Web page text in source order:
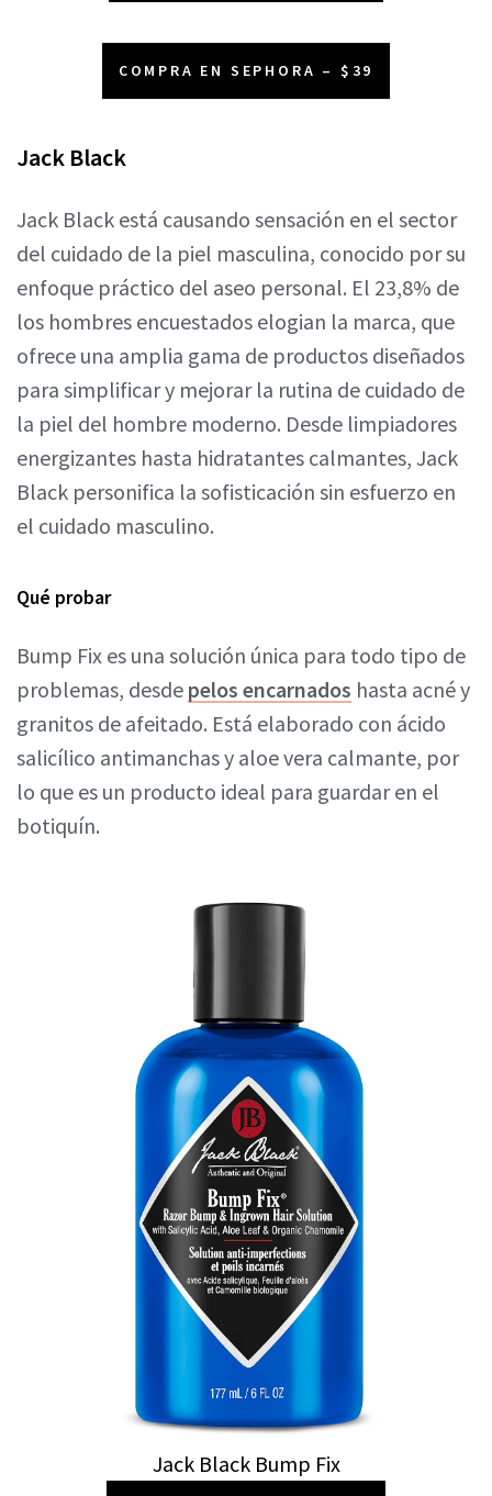
COMPRA EN SEPHORA – $39
Jack Black
Jack Black está causando sensación en el sector
del cuidado de la piel masculina, conocido por su
enfoque práctico del aseo personal. El 23,8% de
los hombres encuestados elogian la marca, que
ofrece una amplia gama de productos diseñados
para simplificar y mejorar la rutina de cuidado de
la piel del hombre moderno. Desde limpiadores
energizantes hasta hidratantes calmantes, Jack
Black personifica la sofisticación sin esfuerzo en
el cuidado masculino.
Qué probar
Bump Fix es una solución única para todo tipo de
problemas, desde pelos encarnados hasta acné y
granitos de afeitado. Está elaborado con ácido
salicílico antimanchas y aloe vera calmante, por
lo que es un producto ideal para guardar en el
botiquín.
Jack Black Bump Fix